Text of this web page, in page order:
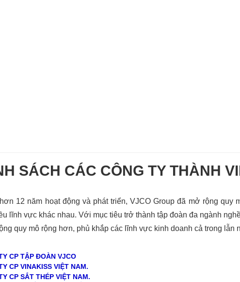
SÁCH CÁC CÔNG TY THÀNH
12 năm hoạt động và phát triển, VJCO Group đã mở rộng quy
lĩnh vực khác nhau. Với mục tiêu trở thành tập đoàn đa ngành
quy mô rộng hơn, phủ khắp các lĩnh vực kinh doanh cả trong lẫn
CP TẬP ĐOÀN VJCO
CP VINAKISS VIỆT NAM.
CP SẮT THÉP VIỆT NAM.